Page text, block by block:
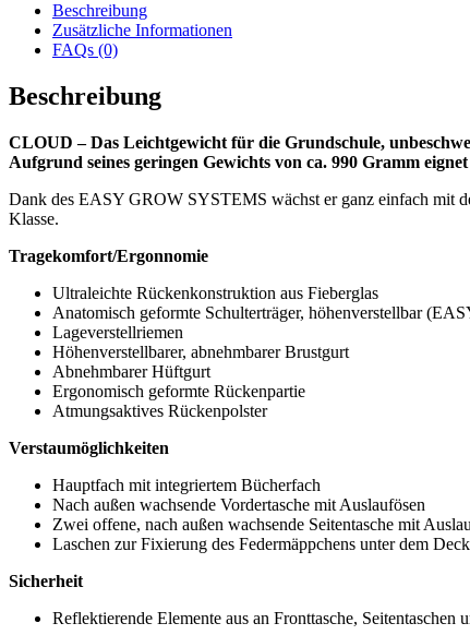
Beschreibung
Zusätzliche Informationen
FAQs (0)
Beschreibung
CLOUD – Das Leichtgewicht für die Grundschule,
Aufgrund seines geringen Gewichts von ca. 990 Gramm
Dank des EASY GROW SYSTEMS wächst er ganz einfach mit
Klasse.
Tragekomfort/Ergonnomie
Ultraleichte Rückenkonstruktion aus Fieberglas
Anatomisch geformte Schulterträger, höhenverstellbar
Lageverstellriemen
Höhenverstellbarer, abnehmbarer Brustgurt
Abnehmbarer Hüftgurt
Ergonomisch geformte Rückenpartie
Atmungsaktives Rückenpolster
Verstaumöglichkeiten
Hauptfach mit integriertem Bücherfach
Nach außen wachsende Vordertasche mit Auslaufösen
Zwei offene, nach außen wachsende Seitentasche mit
Laschen zur Fixierung des Federmäppchens unter dem
Sicherheit
Reflektierende Elemente aus an Fronttasche, Seitentaschen